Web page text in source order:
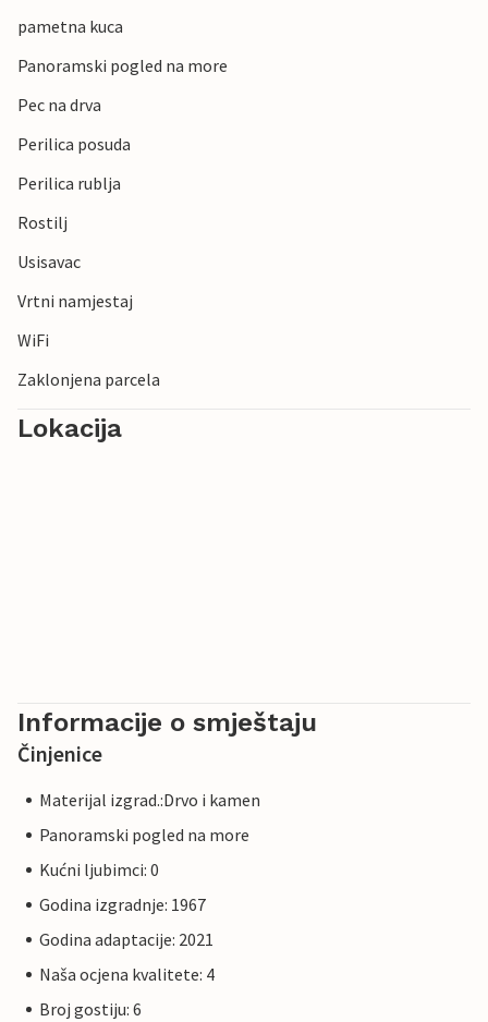
pametna kuca
Panoramski pogled na more
Pec na drva
Perilica posuda
Perilica rublja
Rostilj
Usisavac
Vrtni namjestaj
WiFi
Zaklonjena parcela
Lokacija
Informacije o smještaju
Činjenice
Materijal izgrad.:Drvo i kamen
Panoramski pogled na more
Kućni ljubimci: 0
Godina izgradnje: 1967
Godina adaptacije: 2021
Naša ocjena kvalitete: 4
Broj gostiju: 6